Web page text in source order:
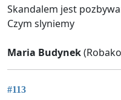
Skandalem jest
Czym slyniemy
Maria Budynek
#113